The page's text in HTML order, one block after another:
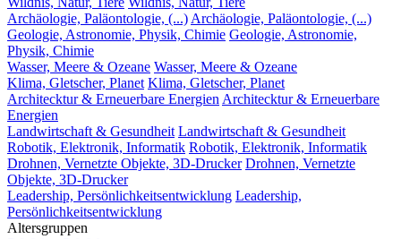
Archäologie, Paläontologie, (...) Archäologie, Paläontologie, (...)
Geologie, Astronomie, Physik, Chimie Geologie, Astronomie,
Physik, Chimie
Wasser, Meere & Ozeane Wasser, Meere & Ozeane
Klima, Gletscher, Planet Klima, Gletscher, Planet
Architecktur & Erneuerbare Energien Architecktur & Erneuerbare
Energien
Landwirtschaft & Gesundheit Landwirtschaft & Gesundheit
Robotik, Elektronik, Informatik Robotik, Elektronik, Informatik
Drohnen, Vernetzte Objekte, 3D-Drucker Drohnen, Vernetzte
Objekte, 3D-Drucker
Leadership, Persönlichkeitsentwicklung Leadership,
Persönlichkeitsentwicklung
Altersgruppen